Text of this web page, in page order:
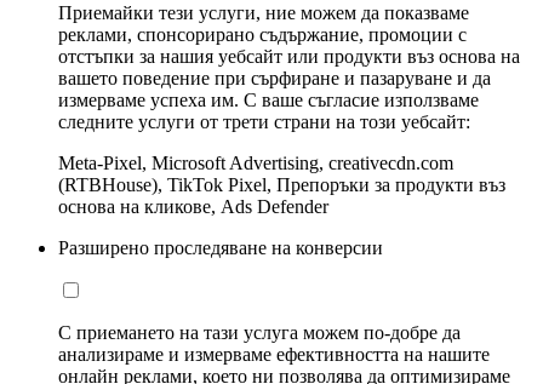
Приемайки тези услуги, ние можем да показваме
реклами, спонсорирано съдържание, промоции с
отстъпки за нашия уебсайт или продукти въз основа на
вашето поведение при сърфиране и пазаруване и да
измерваме успеха им. С ваше съгласие използваме
следните услуги от трети страни на този уебсайт:
Meta-Pixel, Microsoft Advertising, creativecdn.com
(RTBHouse), TikTok Pixel, Препоръки за продукти въз
основа на кликове, Ads Defender
Разширено проследяване на конверсии
С приемането на тази услуга можем по-добре да
анализираме и измерваме ефективността на нашите
онлайн реклами, което ни позволява да оптимизираме